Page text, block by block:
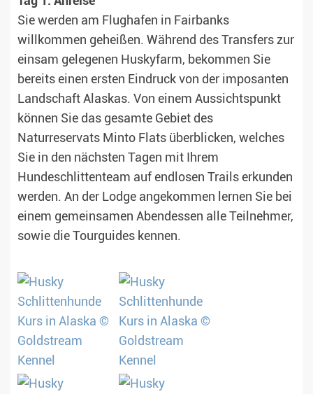
Sie werden am Flughafen in Fairbanks
willkommen geheißen. Während des Transfers zur
einsam gelegenen Huskyfarm, bekommen Sie
bereits einen ersten Eindruck von der imposanten
Landschaft Alaskas. Von einem Aussichtspunkt
können Sie das gesamte Gebiet des
Naturreservats Minto Flats überblicken, welches
Sie in den nächsten Tagen mit Ihrem
Hundeschlittenteam auf endlosen Trails erkunden
werden. An der Lodge angekommen lernen Sie bei
einem gemeinsamen Abendessen alle Teilnehmer,
sowie die Tourguides kennen.